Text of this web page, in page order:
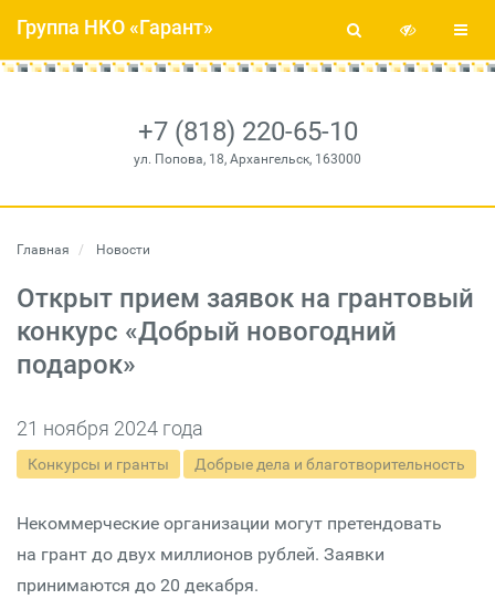
+7 (818) 220-65-10
ул. Попова, 18, Архангельск, 163000
Группа НКО «Гарант»
Главная Новости
Открыт прием заявок на грантовый
конкурс «Добрый новогодний
подарок»
21 ноября 2024 года
Конкурсы и гранты Добрые дела и благотворительность
Некоммерческие организации могут претендовать
на грант до двух миллионов рублей. Заявки
принимаются до 20 декабря.